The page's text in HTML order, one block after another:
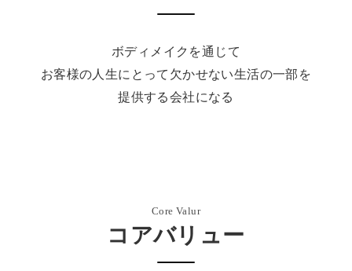
ボディメイクを通じて
お客様の人生にとって欠かせない生活の一部を
提供する会社になる
Core Valur
コアバリュー